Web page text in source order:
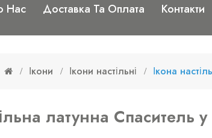
Нас Доставка Та Оплата Контакти
Ікони Ікони настільні Ікона
латунна Спаситель